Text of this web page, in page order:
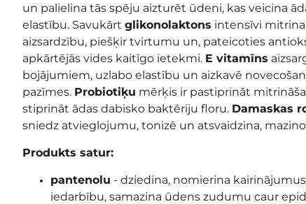
un palielina tās spēju aizturēt ūdeni, kas veicina
elastību. Savukārt glikonolaktons intensīvi
aizsardzību, piešķir tvirtumu un, pateicoties
apkārtējās vides kaitīgo ietekmi. E vitamīns
bojājumiem, uzlabo elastību un aizkavē
pazīmes. Probiotiķu mērķis ir pastiprināt
stiprināt ādas dabisko baktēriju floru. Damaskas
sniedz atvieglojumu, tonizē un atsvaidzina,
Produkts satur:
pantenolu - dziedina, nomierina
iedarbību, samazina ūdens zudumu caur